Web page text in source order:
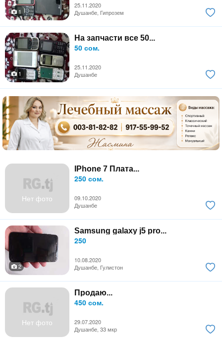
25.11.2020
1
Душанбе, Гипрозем
На запчасти все 50...
50 сом.
25.11.2020
1
Душанбе
Нет фото
IPhone 7 Плата...
250 сом.
09.10.2020
Душанбе
Samsung galaxy j5 pro...
250
10.08.2020
2
Душанбе, Гулистон
Нет фото
Продаю...
450 сом.
29.07.2020
Душанбе, 33 мкр